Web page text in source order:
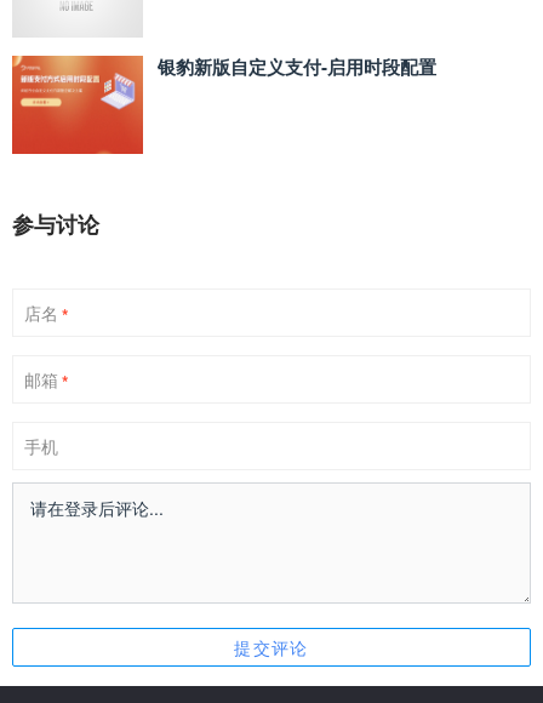
银豹新版自定义支付‑启用时段配置
参与讨论
店名 *
邮箱 *
手机